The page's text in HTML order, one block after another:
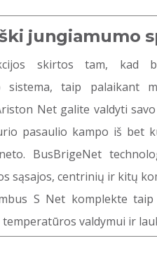
jungiamumo
skirtos tam, kad
sistema, taip palaikant
Net galite valdyti
pasaulio kampo iš bet
BusBrigeNet
sąsajos, centrinių ir kitų
S Net komplekte
valdymui ir